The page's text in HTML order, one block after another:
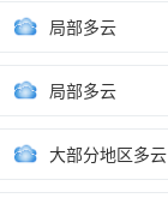
局部多云
局部多云
大部分地区多云